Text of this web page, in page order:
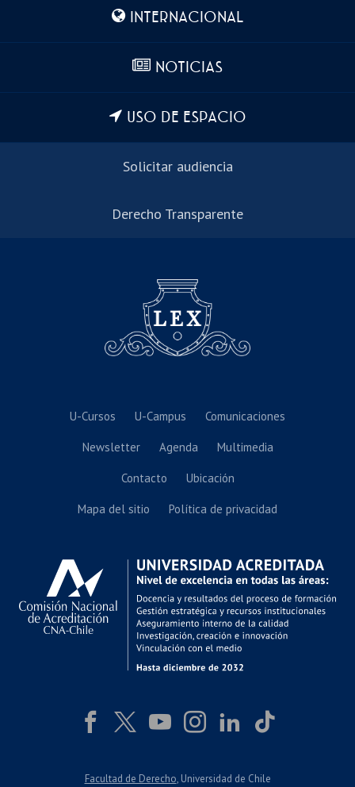
INTERNACIONAL
NOTICIAS
USO DE ESPACIO
Solicitar audiencia
Derecho Transparente
U-Cursos U-Campus Comunicaciones
Newsletter Agenda Multimedia
Contacto Ubicación
Mapa del sitio Política de privacidad
Facultad de Derecho, Universidad de Chile